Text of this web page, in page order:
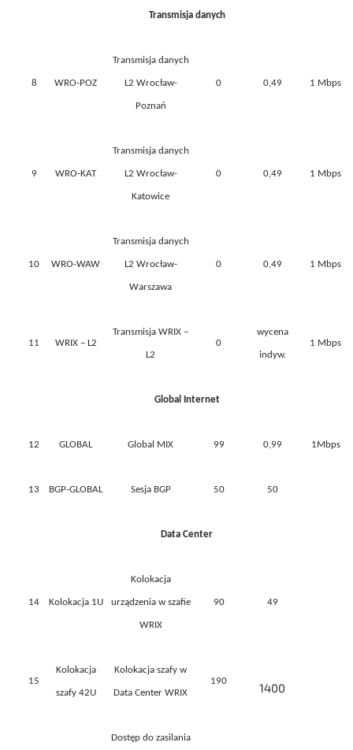
Transmisja danych
8 WRO-POZ
Transmisja danych
L2 Wrocław-
Poznań
0 0,49 1 Mbps
9 WRO-KAT
Transmisja danych
L2 Wrocław-
Katowice
0 0,49 1 Mbps
10 WRO-WAW
Transmisja danych
L2 Wrocław-
Warszawa
0 0,49 1 Mbps
11 WRIX – L2
Transmisja WRIX –
L2
0
wycena
indyw.
1 Mbps
Global Internet
12 GLOBAL Global MIX 99 0,99 1Mbps
13 BGP-GLOBAL Sesja BGP 50 50
Data Center
14 Kolokacja 1U
Kolokacja
urządzenia w szafie
WRIX
90 49
15
Kolokacja
szafy 42U
Kolokacja szafy w
Data Center WRIX
190 1400
Dostęp do zasilania